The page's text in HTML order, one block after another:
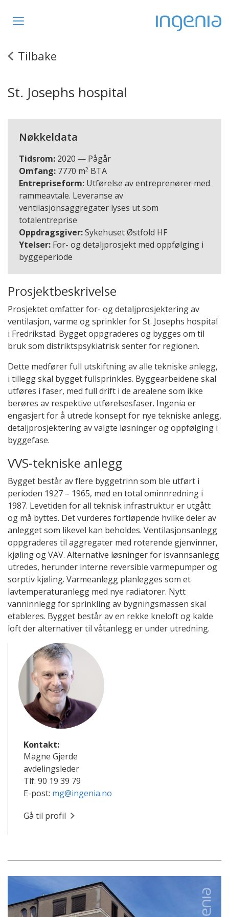
Toggle
Tilbake
St. Josephs hospital
Nøkkeldata
Tidsrom: 2020 — Pågår
Omfang: 7770 m2 BTA
Entrepriseform: Utførelse av entreprenører med
rammeavtale. Leveranse av
ventilasjonsaggregater lyses ut som
totalentreprise
Oppdragsgiver:Sykehuset Østfold HF
Ytelser: For- og detaljprosjekt med oppfølging i
byggeperiode
Prosjektbeskrivelse
Prosjektet omfatter for- og detaljprosjektering av
ventilasjon, varme og sprinkler for St. Josephs hospital
i Fredrikstad. Bygget oppgraderes og bygges om til
bruk som distriktspsykiatrisk senter for regionen.
Dette medfører full utskiftning av alle tekniske anlegg,
i tillegg skal bygget fullsprinkles. Byggearbeidene skal
utføres i faser, med full drift i de arealene som ikke
berøres av respektive utførelsesfaser. Ingenia er
engasjert for å utrede konsept for nye tekniske anlegg,
detaljprosjektering av valgte løsninger og oppfølging i
byggefase.
VVS-tekniske anlegg
Bygget består av flere byggetrinn som ble utført i
perioden 1927 – 1965, med en total ominnredning i
1987. Levetiden for all teknisk infrastruktur er utgått
og må byttes. Det vurderes fortløpende hvilke deler av
anlegget som likevel kan beholdes. Ventilasjonsanlegg
oppgraderes til aggregater med roterende gjenvinner,
kjøling og VAV. Alternative løsninger for isvannsanlegg
utredes, herunder interne reversible varmepumper og
sorptiv kjøling. Varmeanlegg planlegges som et
lavtemperaturanlegg med nye radiatorer. Nytt
vanninnlegg for sprinkling av bygningsmassen skal
etableres. Bygget består av en rekke kneloft og kalde
loft der alternativer til våtanlegg er under utredning.
Kontakt:
Magne Gjerde
avdelingsleder
Tlf: 90 19 39 79
E-post: mg@ingenia.no
Gå til profil